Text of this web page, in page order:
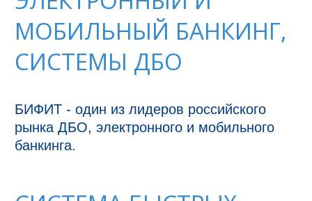
МОБИЛЬНЫЙ БАНКИНГ,
СИСТЕМЫ ДБО
БИФИТ - один из лидеров российского
рынка ДБО, электронного и мобильного
банкинга.